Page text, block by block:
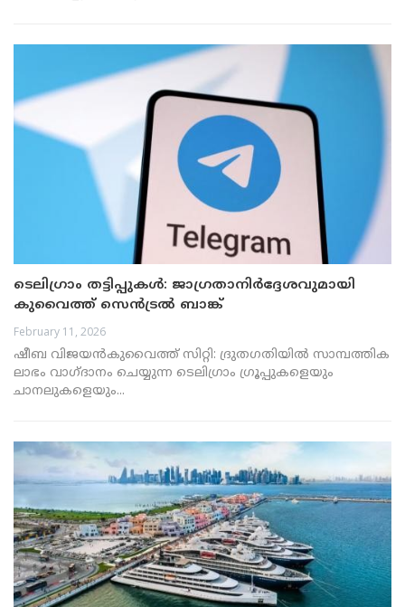
ടെലിഗ്രാം തട്ടിപ്പുകൾ: ജാഗ്രതാനിർദ്ദേശവുമായി
കുവൈത്ത് സെൻട്രൽ ബാങ്ക്
February 11, 2026
ഷീബ വിജയൻകുവൈത്ത് സിറ്റി: ദ്രുതഗതിയിൽ സാമ്പത്തിക
ലാഭം വാഗ്ദാനം ചെയ്യുന്ന ടെലിഗ്രാം ഗ്രൂപ്പുകളെയും
ചാനലുകളെയും...